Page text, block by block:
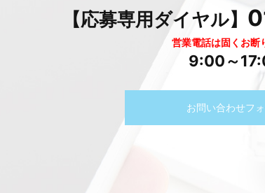
【応募専用ダイヤル】
営業電話は固くお断
9:00～
お問い合わせフ